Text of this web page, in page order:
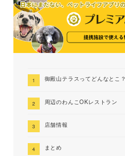
御殿山テラスってどんなとこ？
周辺のわんこOKレストラン
店舗情報
まとめ